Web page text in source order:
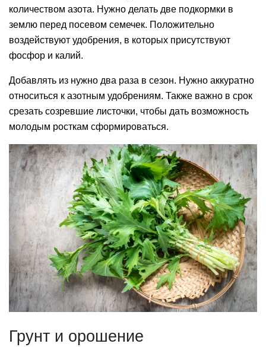
количеством азота. Нужно делать две подкормки в
землю перед посевом семечек. Положительно
воздействуют удобрения, в которых присутствуют
фосфор и калий.
Добавлять из нужно два раза в сезон. Нужно аккуратно
относиться к азотным удобрениям. Также важно в срок
срезать созревшие листочки, чтобы дать возможность
молодым росткам сформироваться.
Грунт и орошение